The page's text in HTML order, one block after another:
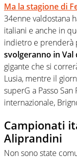
Ma la stagione di
34enne valdostana
italiani e anche in
indietro e prenderà
svolgeranno in Val
gigante che si
Lusia, mentre il
superG a Passo
internazionale,
Campionati
Aliprandini
Non sono state